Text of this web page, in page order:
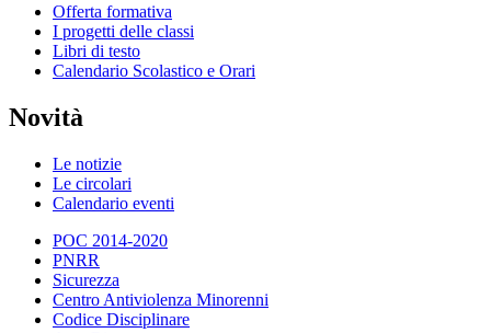
Offerta formativa
I progetti delle classi
Libri di testo
Calendario Scolastico e Orari
Novità
Le notizie
Le circolari
Calendario eventi
POC 2014-2020
PNRR
Sicurezza
Centro Antiviolenza Minorenni
Codice Disciplinare